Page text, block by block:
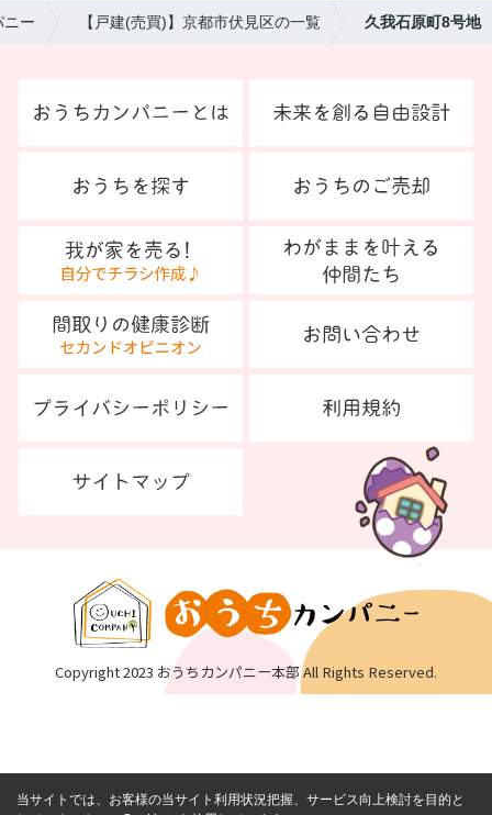
ニー 【戸建(売買)】京都市伏見区の一覧 久我石原町8号地
Copyright 2023 おうちカンパニー本部 All Rights Reserved.
当サイトでは、お客様の当サイト利用状況把握、サービス向上検討を目的と